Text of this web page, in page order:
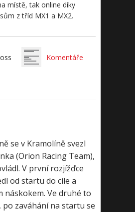
místě, tak online díky
z tříd MX1 a MX2.
Komentáře
se v Kramolíně svezl
(Orion Racing Team),
V první rozjížďce
od startu do cíle a
náskokem. Ve druhé to
po zaváhání na startu se